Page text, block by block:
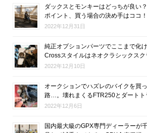
ダックスとモンキーはどっちが良い
ポイント、買う場合の決め手はココ！
2022年12月31日
純正オプションパーツでここまで化
Crossスタイルはネオクラシックスク
2022年12月10日
オークションでハズレのバイクを買
路…。壊れまくるFTR250とダートト
2022年12月6日
国内最大級のGPX専門ディーラーが